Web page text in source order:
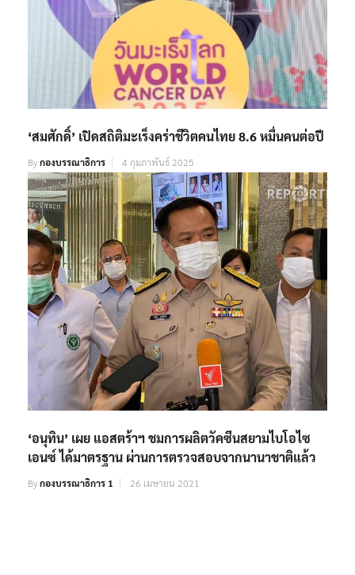
‘สมศักดิ์’ เปิดสถิติมะเร็งคร่าชีวิตคนไทย 8.6 หมื่นคนต่อปี
Byกองบรรณาธิการ 4 กุมภาพันธ์ 2025
‘อนุทิน’ เผย แอสตร้าฯ ชมการผลิตวัคซีนสยามไบโอไซ
เอนซ์ ได้มาตรฐาน ผ่านการตรวจสอบจากนานาชาติแล้ว
Byกองบรรณาธิการ 1 26 เมษายน 2021